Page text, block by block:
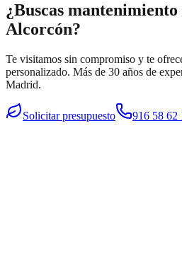
¿Buscas
Alcorcón?
Te visitamos sin compromiso y te
personalizado. Más de 30 años de
Madrid.
Solicitar presupuesto 916 58 62